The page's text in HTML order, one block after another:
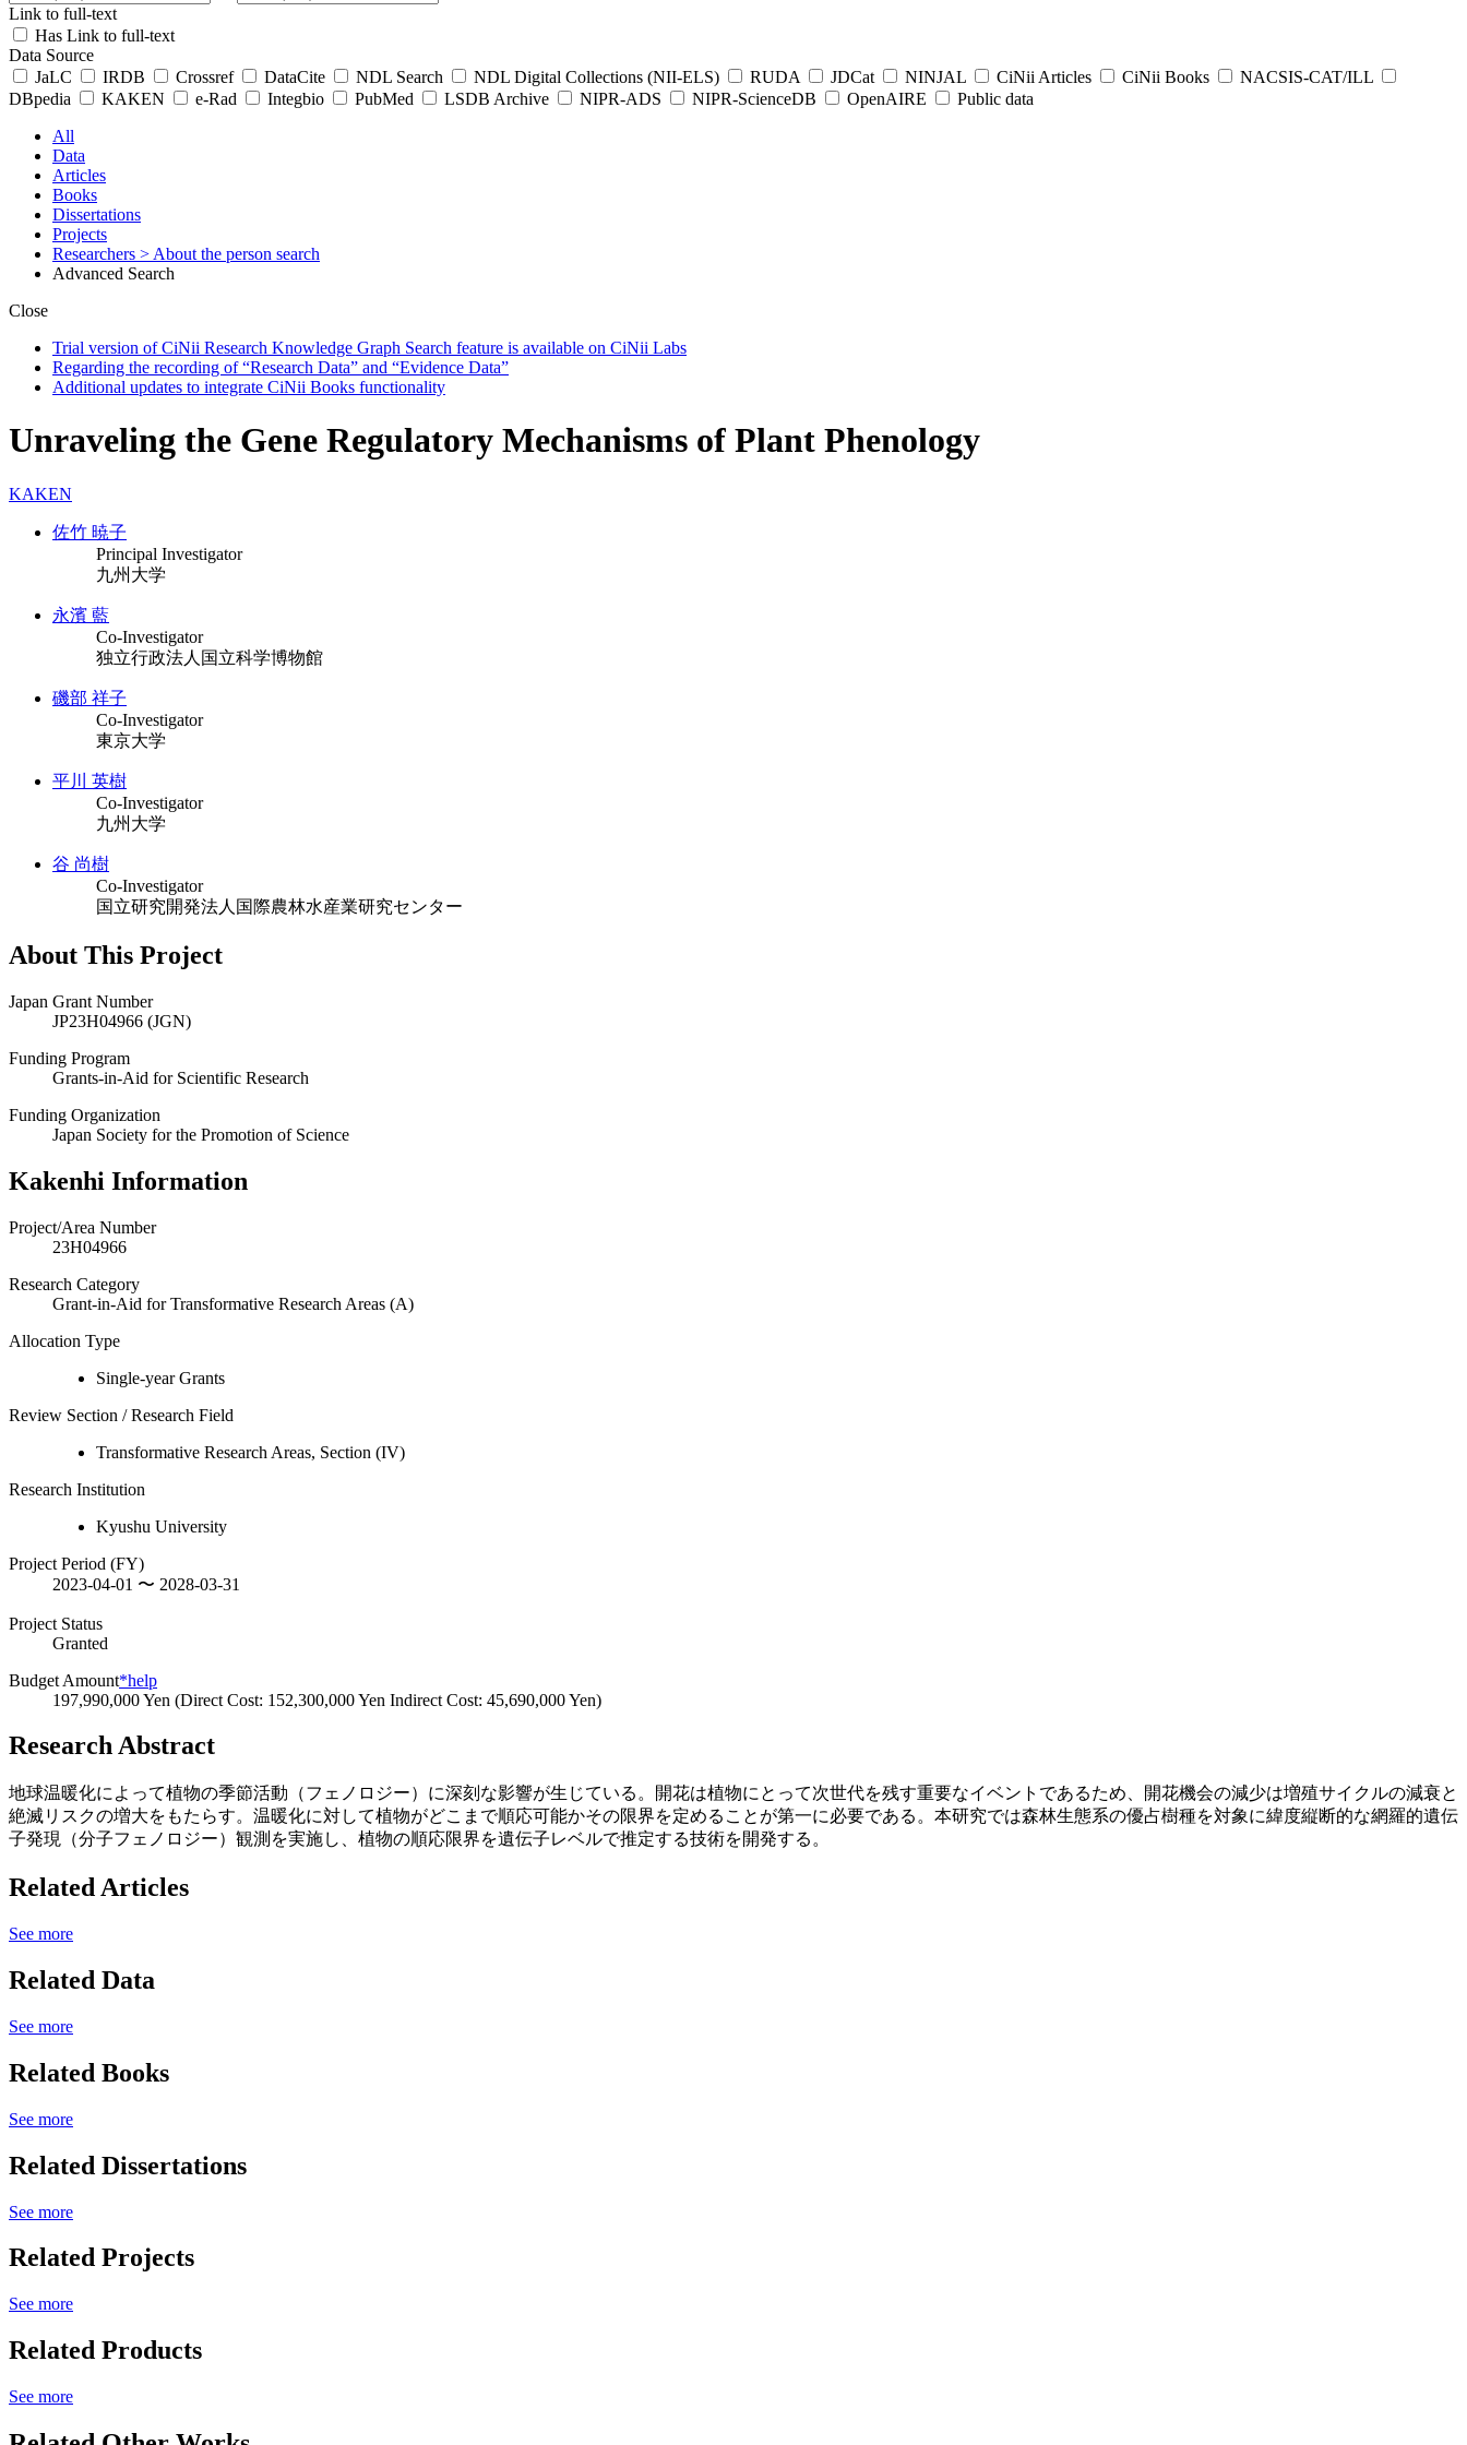
Link to full-text
Has Link to full-text
Data Source
JaLC
IRDB Crossref DataCite NDL Search NDL Digital Collections (NII-ELS) RUDA JDCat NINJAL CiNii Articles CiNii Books
NACSIS-CAT/ILL
DBpedia
KAKEN e-Rad Integbio PubMed LSDB Archive NIPR-ADS NIPR-ScienceDB OpenAIRE
Public data
All
Data
Articles
Books
Dissertations
Projects
Researchers > About the person search
Advanced Search
Close
Trial version of CiNii Research Knowledge Graph Search feature is available on CiNii Labs
Regarding the recording of “Research Data” and “Evidence Data”
Additional updates to integrate CiNii Books functionality
Unraveling the Gene Regulatory Mechanisms of Plant Phenology
KAKEN
佐竹 暁子
Principal Investigator
九州大学
永濱 藍
Co-Investigator
独立行政法人国立科学博物館
磯部 祥子
Co-Investigator
東京大学
平川 英樹
Co-Investigator
九州大学
谷 尚樹
Co-Investigator
国立研究開発法人国際農林水産業研究センター
About This Project
Japan Grant Number
JP23H04966 (JGN)
Funding Program
Grants-in-Aid for Scientific Research
Funding Organization
Japan Society for the Promotion of Science
Kakenhi Information
Project/Area Number
23H04966
Research Category
Grant-in-Aid for Transformative Research Areas (A)
Allocation Type
Single-year Grants
Review Section / Research Field
Transformative Research Areas, Section (IV)
Research Institution
Kyushu University
Project Period (FY)
2023-04-01 〜 2028-03-31
Project Status
Granted
Budget Amount*help
197,990,000 Yen (Direct Cost: 152,300,000 Yen Indirect Cost: 45,690,000 Yen)
Research Abstract
地球温暖化によって植物の季節活動（フェノロジー）に深刻な影響が生じている。開花は植物にとって次世代を残す重要なイベントであるため、開花機会の減少は増殖サイクルの減衰と
絶滅リスクの増大をもたらす。温暖化に対して植物がどこまで順応可能かその限界を定めることが第一に必要である。本研究では森林生態系の優占樹種を対象に緯度縦断的な網羅的遺伝
子発現（分子フェノロジー）観測を実施し、植物の順応限界を遺伝子レベルで推定する技術を開発する。
Related Articles
See more
Related Data
See more
Related Books
See more
Related Dissertations
See more
Related Projects
See more
Related Products
See more